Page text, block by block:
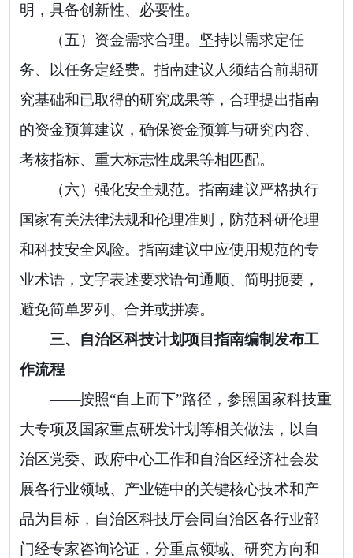
明，具备创新性、必要性。
（五）资金需求合理。
坚持以需求定任
务、以任务定经费。指南建议人须结合前期研
究基础和已取得的研究成果等，合理提出指南
的资金预算建议，确保资金预算与研究内容、
考核指标、重大标志性成果等相匹配。
（六）强化安全规范。 指南建议严格执行
国家有关法律法规和伦理准则，防范科研伦理
和科技安全风险。指南建议中应使用规范的专
业术语，文字表述要求语句通顺、简明扼要，
避免简单罗列、合并或拼凑。
三、自治区科技计划项目指南编制发布工
作流程
——按照“自上而下”路径，参照国家科技重
大专项及国家重点研发计划等相关做法，以自
治区党委、政府中心工作和自治区经济社会发
展各行业领域、产业链中的关键核心技术和产
品为目标，自治区科技厅会同自治区各行业部
门经专家咨询论证，分重点领域、研究方向和